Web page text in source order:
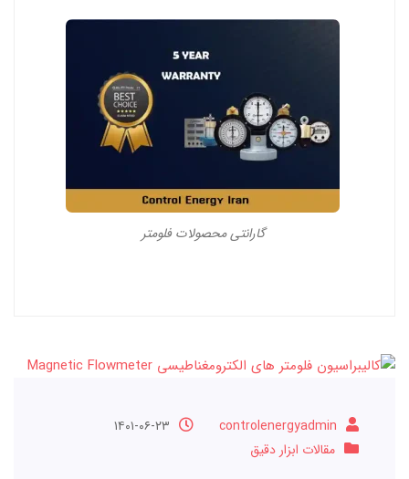
گارانتی محصولات فلومتر
controlenergyadmin
مقالات ابزار دقیق